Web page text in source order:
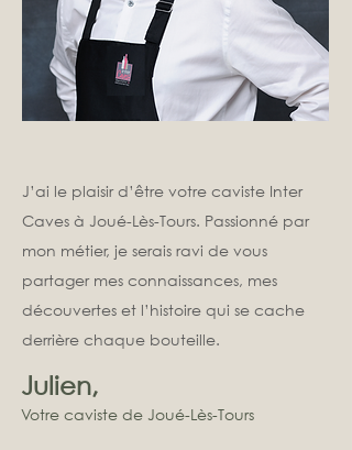
J’ai le plaisir d’être votre caviste Inter
Caves à Joué-Lès-Tours. Passionné par
mon métier, je serais ravi de vous
partager mes connaissances, mes
découvertes et l’histoire qui se cache
derrière chaque bouteille.
Julien,
Votre caviste de Joué-Lès-Tours